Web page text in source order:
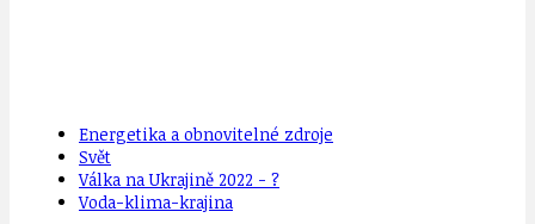
Energetika a obnovitelné zdroje
Svět
Válka na Ukrajině 2022 - ?
Voda-klima-krajina